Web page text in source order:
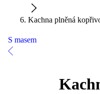
Kachna plněná
S masem